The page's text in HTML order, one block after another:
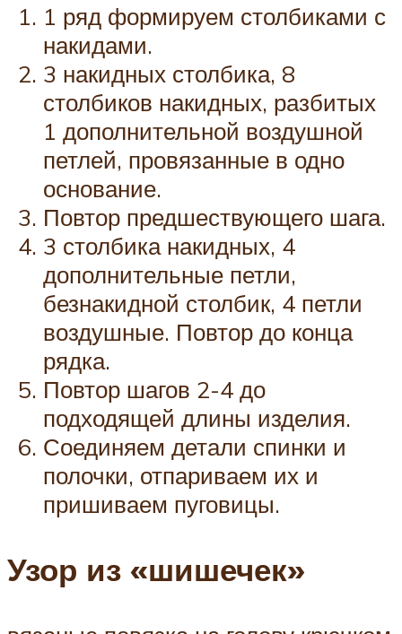
1 ряд формируем столбиками с
накидами.
3 накидных столбика, 8
столбиков накидных, разбитых
1 дополнительной воздушной
петлей, провязанные в одно
основание.
Повтор предшествующего шага.
3 столбика накидных, 4
дополнительные петли,
безнакидной столбик, 4 петли
воздушные. Повтор до конца
рядка.
Повтор шагов 2-4 до
подходящей длины изделия.
Соединяем детали спинки и
полочки, отпариваем их и
пришиваем пуговицы.
Узор из «шишечек»